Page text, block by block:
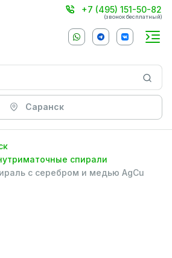
+7 (495) 151-50-82
(звонок бесплатный)
Саранск
спирали
с серебром и медью AgCu